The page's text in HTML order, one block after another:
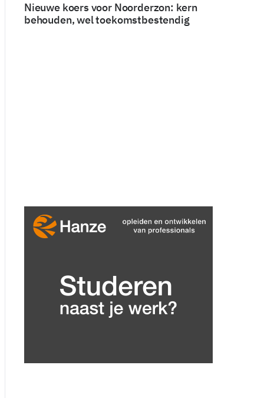
Nieuwe koers voor Noorderzon: kern
behouden, wel toekomstbestendig